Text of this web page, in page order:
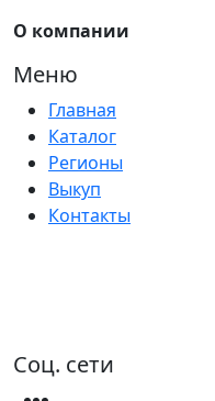
О компании
Меню
Главная
Каталог
Регионы
Выкуп
Контакты
Соц. сети